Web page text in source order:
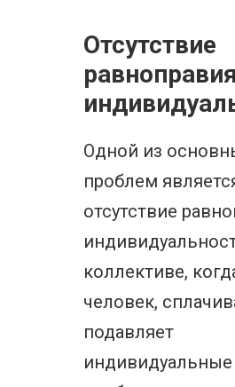
Отсутствие
Одной из
проблем
отсутствие
коллективе,
человек,
подавляет
индивидуальные